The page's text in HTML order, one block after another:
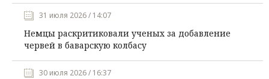
31 июля 2026 / 14:07
Немцы раскритиковали ученых за добавление
червей в баварскую колбасу
30 июля 2026 / 16:37